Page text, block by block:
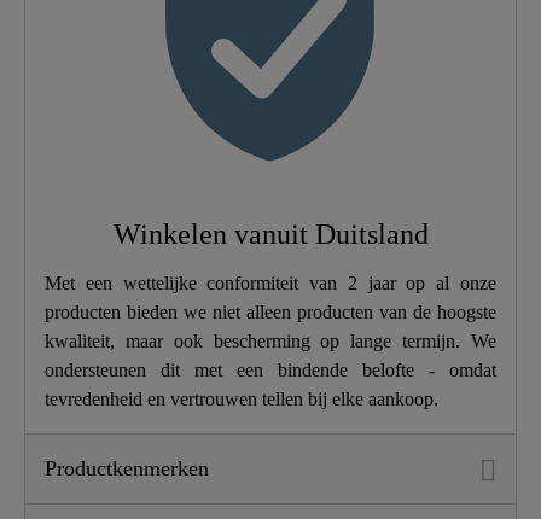
Snelle Bevestiging Ja
2,2 Kg
Hoogte 6,0 Cm
Lengte 45,0 Cm
Winkelen vanuit Duitsland
Met een wettelijke conformiteit van 2 jaar op al onze
producten bieden we niet alleen producten van de hoogste
kwaliteit, maar ook bescherming op lange termijn. We
ondersteunen dit met een bindende belofte - omdat
tevredenheid en vertrouwen tellen bij elke aankoop.
Productkenmerken